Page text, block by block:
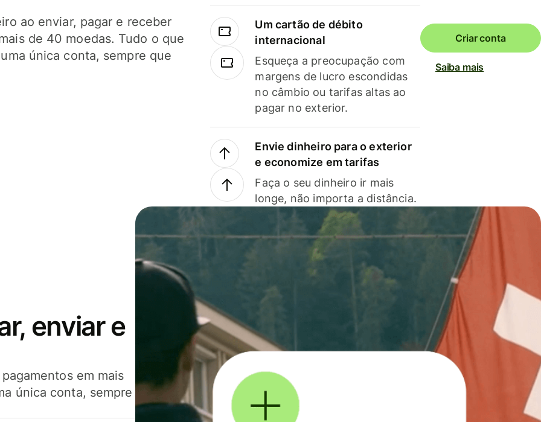
ao enviar, pagar e receber
de 40 moedas. Tudo o que
única conta, sempre que
Um cartão de débito
internacional
Esqueça a preocupação com
margens de lucro escondidas
no câmbio ou tarifas altas ao
pagar no exterior.
Envie dinheiro para o exterior
e economize em tarifas
Faça o seu dinheiro ir mais
longe, não importa a distância.
Criar conta
Saiba mais
enviar e
em mais
única conta, sempre